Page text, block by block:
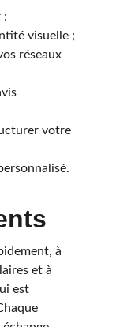
:
visuelle ;
réseaux
votre
à
et à
est